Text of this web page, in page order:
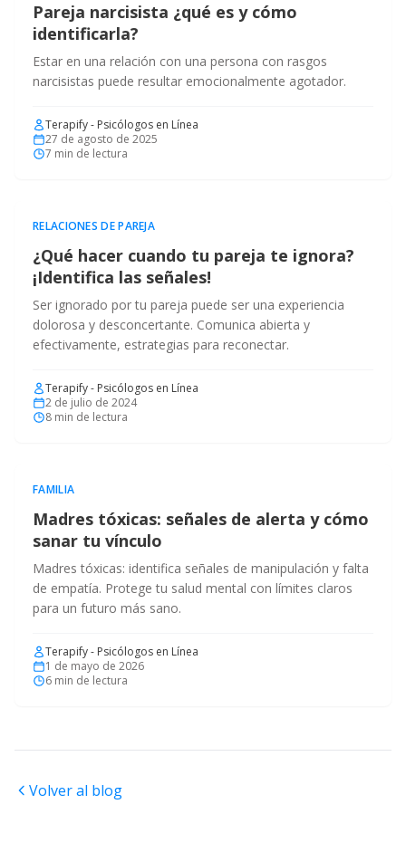
Pareja narcisista ¿qué es y cómo
identificarla?
Estar en una relación con una persona con rasgos
narcisistas puede resultar emocionalmente agotador.
Terapify - Psicólogos en Línea
27 de agosto de 2025
7 min de lectura
RELACIONES DE PAREJA
¿Qué hacer cuando tu pareja te ignora?
¡Identifica las señales!
Ser ignorado por tu pareja puede ser una experiencia
dolorosa y desconcertante. Comunica abierta y
efectivamente, estrategias para reconectar.
Terapify - Psicólogos en Línea
2 de julio de 2024
8 min de lectura
FAMILIA
Madres tóxicas: señales de alerta y cómo
sanar tu vínculo
Madres tóxicas: identifica señales de manipulación y falta
de empatía. Protege tu salud mental con límites claros
para un futuro más sano.
Terapify - Psicólogos en Línea
1 de mayo de 2026
6 min de lectura
Volver al blog